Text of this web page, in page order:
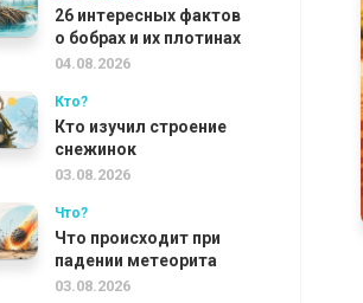
26 интересных фактов
о бобрах и их плотинах
04.08.2026
Кто?
Кто изучил строение
снежинок
03.08.2026
Что?
Что происходит при
падении метеорита
03.08.2026